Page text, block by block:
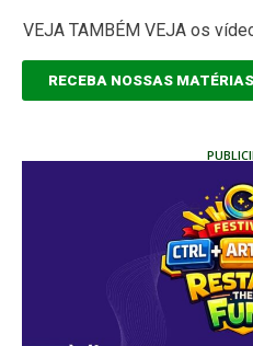
VEJA TAMBÉM VEJA os
RECEBA NOSSAS